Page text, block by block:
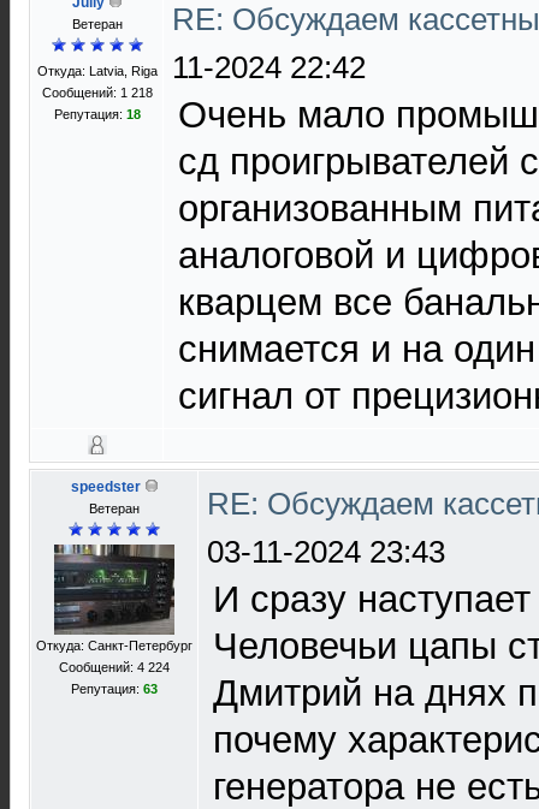
Ветеран
Откуда: Latvia, Riga
Сообщений: 1 218
Репутация: 18
RE: Обсуждаем
11-2024 22:42
Очень мало
сд проигрывателей
организованным
аналоговой и
кварцем все
снимается и на
сигнал от
speedster
Ветеран
Откуда: Санкт-Петербург
Сообщений: 4 224
Репутация: 63
RE: Обсуждаем
03-11-2024 23:43
И сразу
Человечьи цапы
Дмитрий на днях
почему
генератора не